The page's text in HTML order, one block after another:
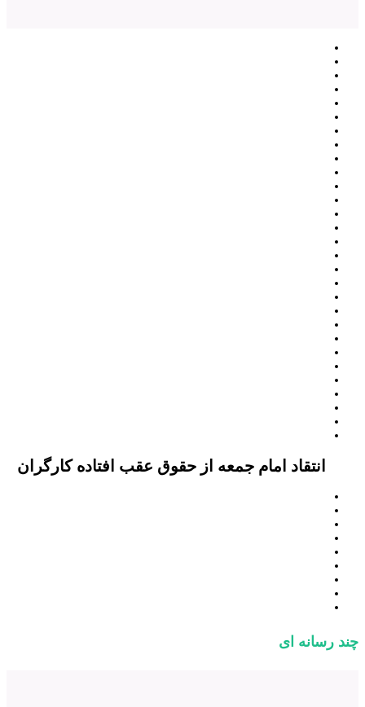
انتقاد امام جمعه از حقوق عقب افتاده کارگران
چند رسانه ای